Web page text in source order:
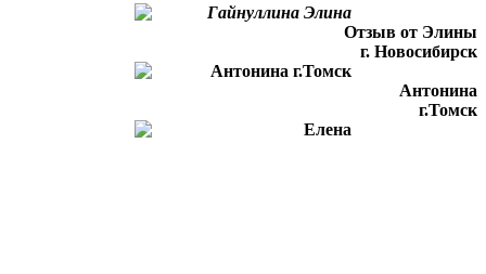
Отзыв от Элины
г. Новосибирск
Антонина
г.Томск